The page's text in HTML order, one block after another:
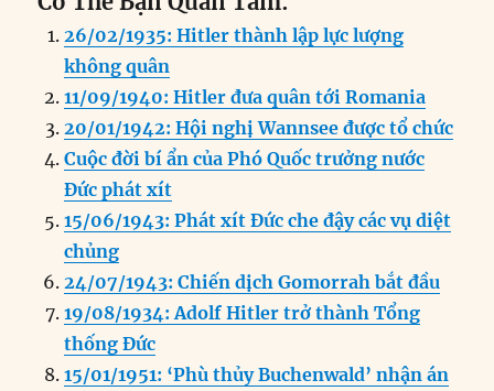
c
e
b
o
o
k
k
e
d
I
n
ai
l
ss
e
n
g
er
at
s
A
p
p
e
g
r
a
m
n
t
a
re
26/02/1935: Hitler thành lập lực lượng
không quân
11/09/1940: Hitler đưa quân tới Romania
20/01/1942: Hội nghị Wannsee được tổ chức
Cuộc đời bí ẩn của Phó Quốc trưởng nước
Đức phát xít
15/06/1943: Phát xít Đức che đậy các vụ diệt
chủng
24/07/1943: Chiến dịch Gomorrah bắt đầu
19/08/1934: Adolf Hitler trở thành Tổng
thống Đức
15/01/1951: ‘Phù thủy Buchenwald’ nhận án